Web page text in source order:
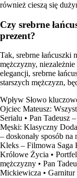
również cieszą się
Czy srebrne
prezent?
Tak, srebrne łańcuszki
mężczyzny,
elegancji, srebrne
starszych mężczyzn,
Wpływ Słowo
Ojciec Mateusz:
Serialu • Pan Tadeusz
Męski: Klasyczny
– doskonały sposób
Kleks – Filmowa Saga
Królowe Życia •
mężczyzny • Pan
Mickiewicza • Garnitur